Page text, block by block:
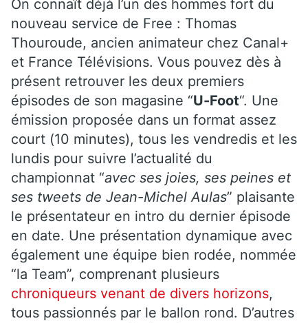
On connaît déjà l’un des hommes fort du
nouveau service de Free : Thomas
Thouroude, ancien animateur chez Canal+
et France Télévisions. Vous pouvez dès à
présent retrouver les deux premiers
épisodes de son magasine “U-Foot“. Une
émission proposée dans un format assez
court (10 minutes), tous les vendredis et les
lundis pour suivre l’actualité du
championnat “avec ses joies, ses peines et
ses tweets de Jean-Michel Aulas” plaisante
le présentateur en intro du dernier épisode
en date. Une présentation dynamique avec
également une équipe bien rodée, nommée
“la Team”, comprenant plusieurs
chroniqueurs venant de divers horizons,
tous passionnés par le ballon rond. D’autres